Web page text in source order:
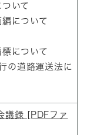
いて
について
について
の道路運送法に
議録 [PDFファ